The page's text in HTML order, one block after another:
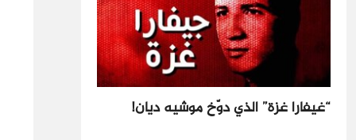
“غيفارا غزة” الذي دوّخ موشيه ديان!